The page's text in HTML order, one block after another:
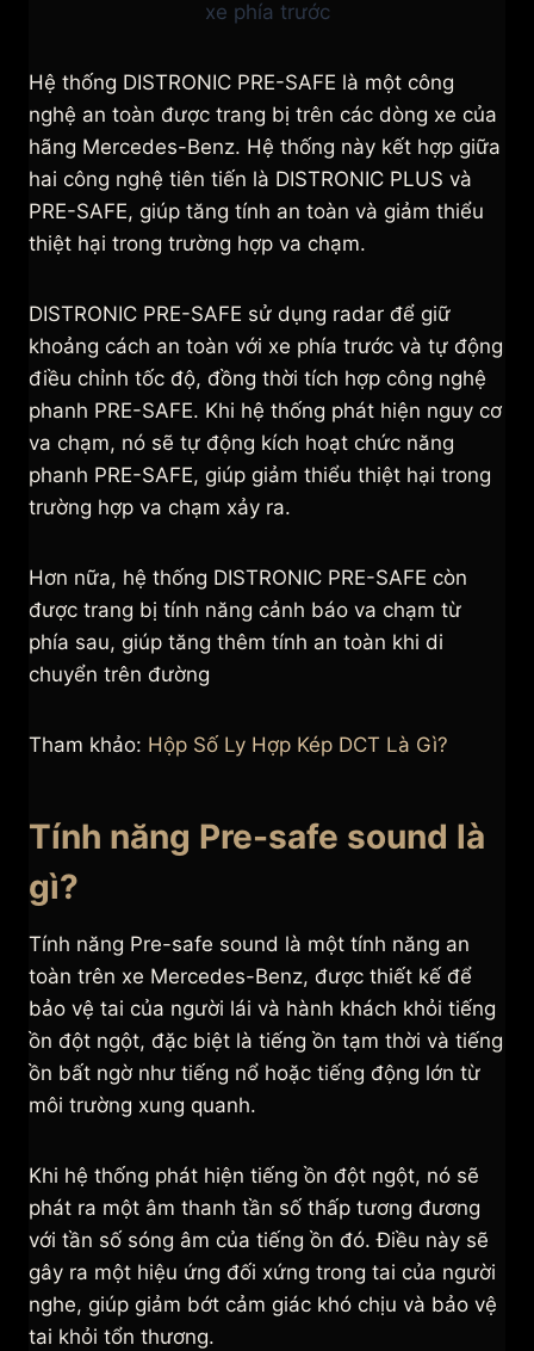
xe phía trước
Hệ thống DISTRONIC PRE-SAFE là một công
nghệ an toàn được trang bị trên các dòng xe của
hãng Mercedes-Benz. Hệ thống này kết hợp giữa
hai công nghệ tiên tiến là DISTRONIC PLUS và
PRE-SAFE, giúp tăng tính an toàn và giảm thiểu
thiệt hại trong trường hợp va chạm.
DISTRONIC PRE-SAFE sử dụng radar để giữ
khoảng cách an toàn với xe phía trước và tự động
điều chỉnh tốc độ, đồng thời tích hợp công nghệ
phanh PRE-SAFE. Khi hệ thống phát hiện nguy cơ
va chạm, nó sẽ tự động kích hoạt chức năng
phanh PRE-SAFE, giúp giảm thiểu thiệt hại trong
trường hợp va chạm xảy ra.
Hơn nữa, hệ thống DISTRONIC PRE-SAFE còn
được trang bị tính năng cảnh báo va chạm từ
phía sau, giúp tăng thêm tính an toàn khi di
chuyển trên đường
Tham khảo: Hộp Số Ly Hợp Kép DCT Là Gì?
Tính năng Pre-safe sound là
gì?
Tính năng Pre-safe sound là một tính năng an
toàn trên xe Mercedes-Benz, được thiết kế để
bảo vệ tai của người lái và hành khách khỏi tiếng
ồn đột ngột, đặc biệt là tiếng ồn tạm thời và tiếng
ồn bất ngờ như tiếng nổ hoặc tiếng động lớn từ
môi trường xung quanh.
Khi hệ thống phát hiện tiếng ồn đột ngột, nó sẽ
phát ra một âm thanh tần số thấp tương đương
với tần số sóng âm của tiếng ồn đó. Điều này sẽ
gây ra một hiệu ứng đối xứng trong tai của người
nghe, giúp giảm bớt cảm giác khó chịu và bảo vệ
tai khỏi tổn thương.